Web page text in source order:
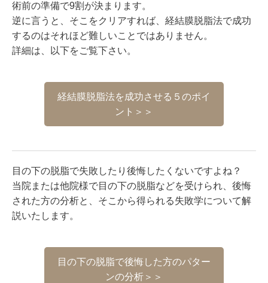
術前の準備で9割が決まります。
逆に言うと、そこをクリアすれば、経結膜脱脂法で成功
するのはそれほど難しいことではありません。
詳細は、以下をご覧下さい。
経結膜脱脂法を成功させる５のポイ
ント＞＞
目の下の脱脂で失敗したり後悔したくないですよね？
当院または他院様で目の下の脱脂などを受けられ、後悔
された方の分析と、そこから得られる失敗学について解
説いたします。
目の下の脱脂で後悔した方のパター
ンの分析＞＞